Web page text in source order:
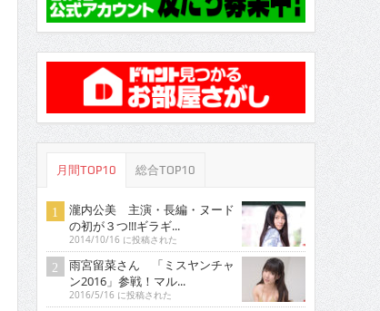
月間TOP10 総合TOP10
瀧内公美 主演・長編・ヌード
の初が３つ!!!ギラギ...
2014/10/16 に投稿された
雨宮留菜さん 「ミスヤンチャ
ン2016」参戦！マル...
2016/5/16 に投稿された